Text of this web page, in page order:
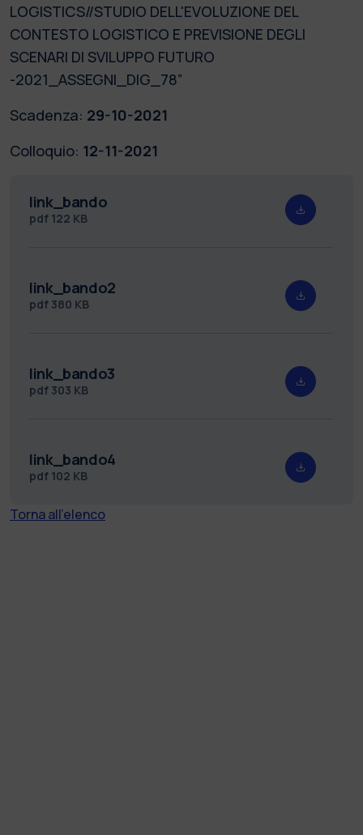
LOGISTICS//STUDIO DELL'EVOLUZIONE DEL
CONTESTO LOGISTICO E PREVISIONE DEGLI
SCENARI DI SVILUPPO FUTURO
-2021_ASSEGNI_DIG_78”
Scadenza: 29-10-2021
Colloquio: 12-11-2021
link_bando
pdf 122 KB
link_bando2
pdf 380 KB
link_bando3
pdf 303 KB
link_bando4
pdf 102 KB
Torna all'elenco